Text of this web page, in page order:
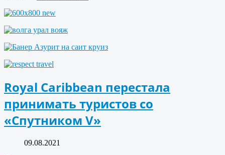
Royal Caribbean перестала
принимать туристов со
«Спутником V»
09.08.2021